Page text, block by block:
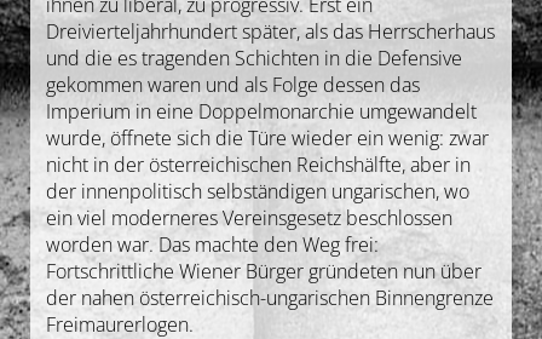
Dreivierteljahrhundert später, als das Herrscherhaus
und die es tragenden Schichten in die Defensive
gekommen waren und als Folge dessen das
Imperium in eine Doppelmonarchie umgewandelt
wurde, öffnete sich die Türe wieder ein wenig: zwar
nicht in der österreichischen Reichshälfte, aber in
der innenpolitisch selbständigen ungarischen, wo
ein viel moderneres Vereinsgesetz beschlossen
worden war. Das machte den Weg frei:
Fortschrittliche Wiener Bürger gründeten nun über
der nahen österreichisch-ungarischen Binnengrenze
Freimaurerlogen.